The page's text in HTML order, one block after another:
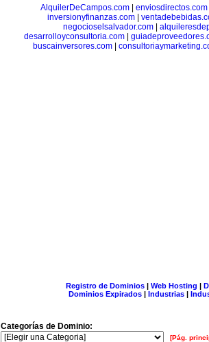
AlquilerDeCampos.com
enviosdirectos.com
inversionyfinanzas.com|
negocioselsalvador.com|
desarrolloyconsultoria.com
buscainversores.com|
Registro de Dominios| Web Hosting |
Dominios Expirados | Industrias |
Categorías de Dominio:
[Pág.